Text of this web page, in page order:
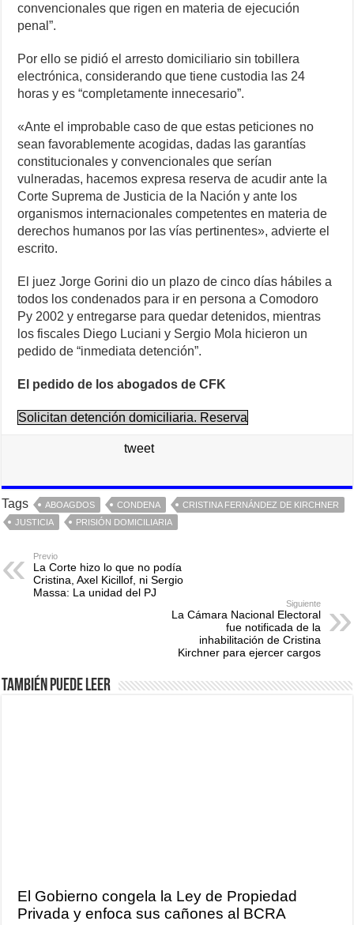
convencionales que rigen en materia de ejecución
penal”.
Por ello se pidió el arresto domiciliario sin tobillera
electrónica, considerando que tiene custodia las 24
horas y es “completamente innecesario”.
«Ante el improbable caso de que estas peticiones no
sean favorablemente acogidas, dadas las garantías
constitucionales y convencionales que serían
vulneradas, hacemos expresa reserva de acudir ante la
Corte Suprema de Justicia de la Nación y ante los
organismos internacionales competentes en materia de
derechos humanos por las vías pertinentes», advierte el
escrito.
El juez Jorge Gorini dio un plazo de cinco días hábiles a
todos los condenados para ir en persona a Comodoro
Py 2002 y entregarse para quedar detenidos, mientras
los fiscales Diego Luciani y Sergio Mola hicieron un
pedido de “inmediata detención”.
El pedido de los abogados de CFK
Solicitan detención domiciliaria. Reserva
tweet
Tags ABOAGDOS CONDENA
CRISTINA FERNÁNDEZ DE KIRCHNER
JUSTICIA
PRISIÓN DOMICILIARIA
Previo
La Corte hizo lo que no podía
Cristina, Axel Kicillof, ni Sergio
Massa: La unidad del PJ
Siguiente
La Cámara Nacional Electoral
fue notificada de la
inhabilitación de Cristina
Kirchner para ejercer cargos
También puede leer
El Gobierno congela la Ley de Propiedad
Privada y enfoca sus cañones al BCRA